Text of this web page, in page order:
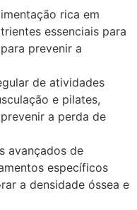
rica em
essenciais para
prevenir a
de atividades
e pilates,
a perda de
avançados de
específicos
a densidade óssea e